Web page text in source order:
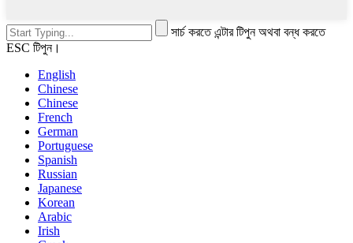
সার্চ করতে এন্টার টিপুন অথবা বন্ধ করতে
ESC টিপুন।
English
Chinese
Chinese
French
German
Portuguese
Spanish
Russian
Japanese
Korean
Arabic
Irish